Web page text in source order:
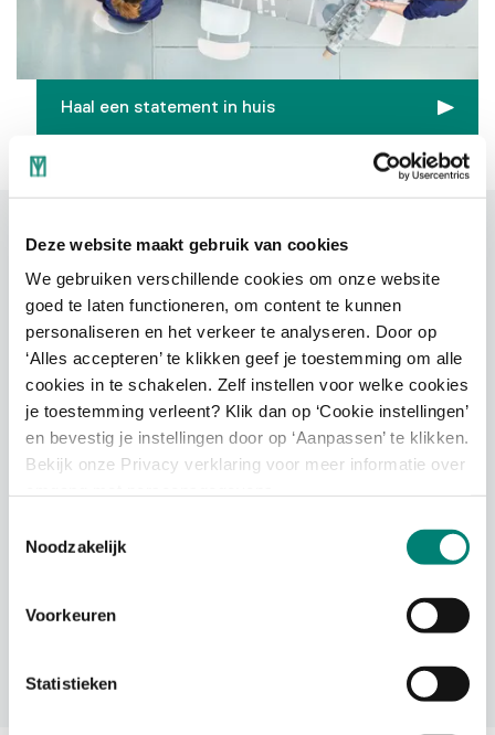
Deze website maakt gebruik van cookies
We gebruiken verschillende cookies om onze website
goed te laten functioneren, om content te kunnen
personaliseren en het verkeer te analyseren. Door op
‘Alles accepteren’ te klikken geef je toestemming om alle
cookies in te schakelen. Zelf instellen voor welke cookies
je toestemming verleent? Klik dan op ‘Cookie instellingen’
en bevestig je instellingen door op ‘Aanpassen’ te klikken.
Bekijk onze Privacy verklaring voor meer informatie over
Noodzakelijk
Voorkeuren
Statistieken
by TextielMuseum
Onder de naamby TextielMuseum creëren we
interieurtextiel met de kwaliteit én de beleving van
topdesign. Deze producten zijn een ode aan het
bijzondere maakproces van textiel, dat zich
volledig afspeelt in onze specialistische
werkplaats: het TextielLab. Topontwerpers van
internationale allure, onze textielspecialisten en de
hightech machines in het lab zijn de helden van ons
bestel ze via
Haal een statement in huis